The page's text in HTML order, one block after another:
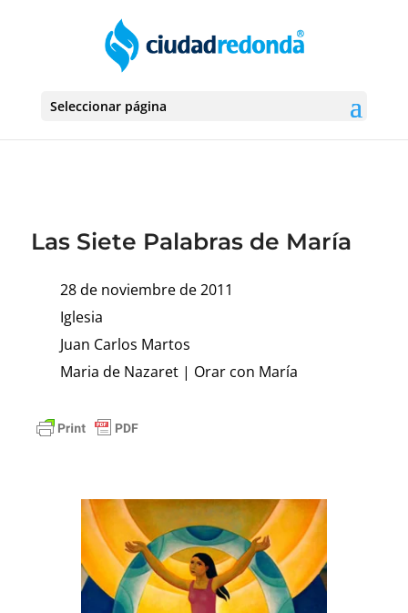
Seleccionar página
Las Siete Palabras de María
28 de noviembre de 2011
Iglesia
Juan Carlos Martos
Maria de Nazaret| Orar con María